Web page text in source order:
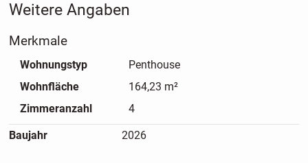
Weitere Angaben
Merkmale
Wohnungstyp
Penthouse
Wohnfläche
164,23 m²
Zimmeranzahl
4
Baujahr 2026